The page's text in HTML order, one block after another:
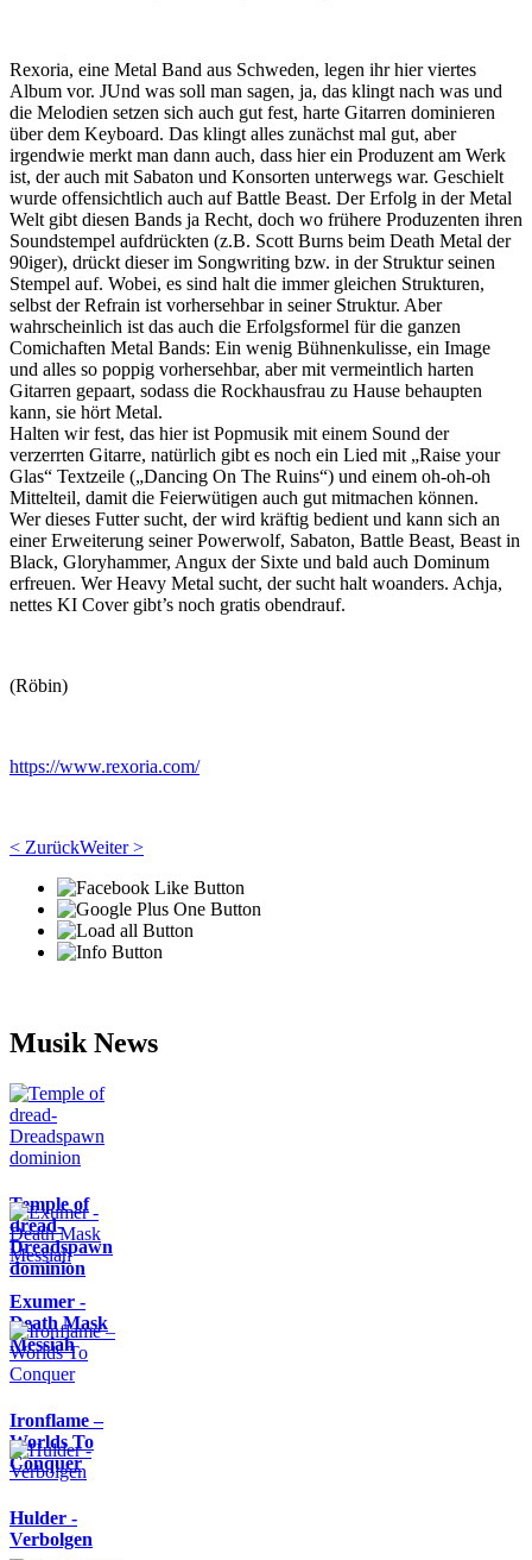
Rexoria, eine Metal Band aus Schweden, legen ihr hier viertes
Album vor. JUnd was soll man sagen, ja, das klingt nach was und
die Melodien setzen sich auch gut fest, harte Gitarren dominieren
über dem Keyboard. Das klingt alles zunächst mal gut, aber
irgendwie merkt man dann auch, dass hier ein Produzent am Werk
ist, der auch mit Sabaton und Konsorten unterwegs war. Geschielt
wurde offensichtlich auch auf Battle Beast. Der Erfolg in der Metal
Welt gibt diesen Bands ja Recht, doch wo frühere Produzenten ihren
Soundstempel aufdrückten (z.B. Scott Burns beim Death Metal der
90iger), drückt dieser im Songwriting bzw. in der Struktur seinen
Stempel auf. Wobei, es sind halt die immer gleichen Strukturen,
selbst der Refrain ist vorhersehbar in seiner Struktur. Aber
wahrscheinlich ist das auch die Erfolgsformel für die ganzen
Comichaften Metal Bands: Ein wenig Bühnenkulisse, ein Image
und alles so poppig vorhersehbar, aber mit vermeintlich harten
Gitarren gepaart, sodass die Rockhausfrau zu Hause behaupten
kann, sie hört Metal.
Halten wir fest, das hier ist Popmusik mit einem Sound der
verzerrten Gitarre, natürlich gibt es noch ein Lied mit „Raise your
Glas“ Textzeile („Dancing On The Ruins“) und einem oh-oh-oh
Mittelteil, damit die Feierwütigen auch gut mitmachen können.
Wer dieses Futter sucht, der wird kräftig bedient und kann sich an
einer Erweiterung seiner Powerwolf, Sabaton, Battle Beast, Beast in
Black, Gloryhammer, Angux der Sixte und bald auch Dominum
erfreuen. Wer Heavy Metal sucht, der sucht halt woanders. Achja,
nettes KI Cover gibt’s noch gratis obendrauf.
(Röbin)
https://www.rexoria.com/
< ZurückWeiter >
Musik News
Temple of
dread-
Dreadspawn
dominion
Exumer -
Death Mask
Messiah
Ironflame –
Worlds To
Conquer
Hulder -
Verbolgen